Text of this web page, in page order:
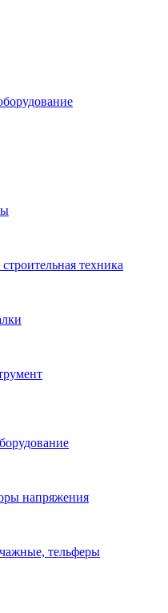
техника
напряжения
тельферы